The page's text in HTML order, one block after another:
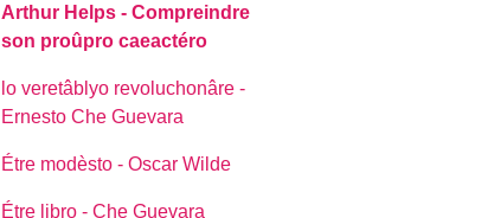
Arthur Helps - Compreindre
son proûpro caeactéro
lo veretâblyo revoluchonâre -
Ernesto Che Guevara
Étre modèsto - Oscar Wilde
Étre libro - Che Guevara